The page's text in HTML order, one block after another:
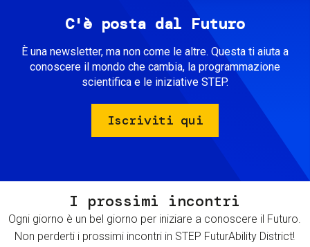
C'è posta dal Futuro
È una newsletter, ma non come le altre. Questa ti aiuta a
conoscere il mondo che cambia, la programmazione
scientifica e le iniziative STEP.
Iscriviti qui
I prossimi incontri
Ogni giorno è un bel giorno per iniziare a conoscere il Futuro.
Non perderti i prossimi incontri in STEP FuturAbility District!